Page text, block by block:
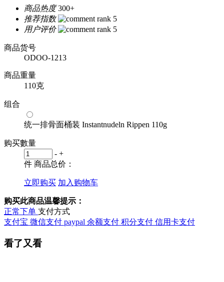
商品热度 300+
推荐指数
用户评价
商品货号
ODOO-1213
商品重量
110克
组合
统一排骨面桶装 Instantnudeln Rippen 110g
购买數量
- +
件 商品总价：
立即购买 加入购物车
购买此商品温馨提示：
正常下单 支付方式
支付宝 微信支付 paypal 余额支付 积分支付 信用卡支付
看了又看